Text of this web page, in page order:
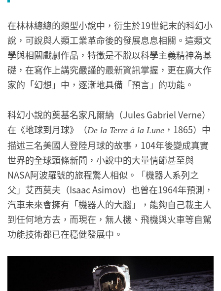
在林林總總的類型小說中，衍生於19世紀末的科幻小
說，可說與人類工業革命後的發展息息相關。這類文
學與相關戲劇作品，特徵是不脫以科學主義精神為基
礎，在寫作上講究嚴謹的最新資訊掌握，更在廣大作
家的「幻想」中，逐漸地具備「預言」的功能。
科幻小說的奠基名家凡爾納（Jules Gabriel Verne）
在《地球到月球》（De la Terre à la Lune ，1865）中
描述三名美國人登陸月球的故事，104年後變成真實
世界的全球頭條新聞，小說中的大量情節甚至與
NASA阿波羅號的旅程驚人相似。「機器人系列之
父」艾西莫夫（Isaac Asimov）也曾在1964年預測，
汽車未來會擁有「機器人的大腦」，能夠自己載主人
到任何地方去，而現在，無人機、飛機與火車等自駕
功能技術都已在穩健發展中。